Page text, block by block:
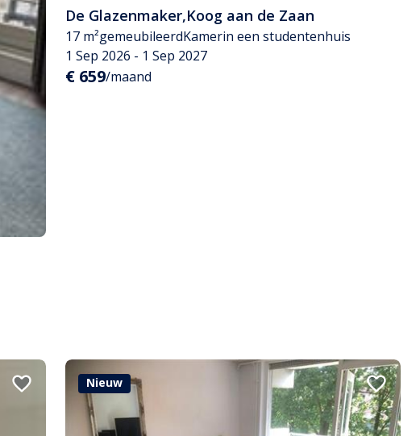
De Glazenmaker,Koog aan de Zaan
17 m²gemeubileerdKamerin een studentenhuis
1 Sep 2026 - 1 Sep 2027
€ 659/maand
Nieuw